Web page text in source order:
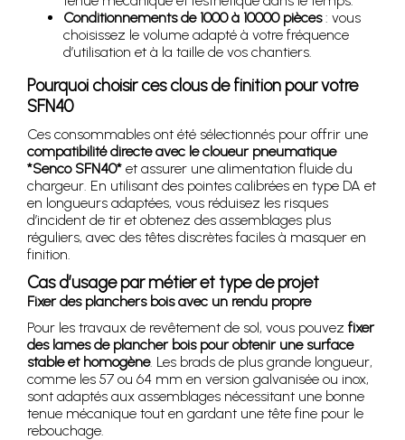
Conditionnements de 1000 à 10000 pièces: vous
choisissez le volume adapté à votre fréquence
d’utilisation et à la taille de vos chantiers.
Pourquoi choisir ces clous de finition pour votre
SFN40
Ces consommables ont été sélectionnés pour offrir une
compatibilité directe avec le cloueur pneumatique
*Senco SFN40* et assurer une alimentation fluide du
chargeur. En utilisant des pointes calibrées en type DA et
en longueurs adaptées, vous réduisez les risques
d’incident de tir et obtenez des assemblages plus
réguliers, avec des têtes discrètes faciles à masquer en
finition.
Cas d’usage par métier et type de projet
Fixer des planchers bois avec un rendu propre
Pour les travaux de revêtement de sol, vous pouvez fixer
des lames de plancher bois pour obtenir une surface
stable et homogène. Les brads de plus grande longueur,
comme les 57 ou 64 mm en version galvanisée ou inox,
sont adaptés aux assemblages nécessitant une bonne
tenue mécanique tout en gardant une tête fine pour le
rebouchage.